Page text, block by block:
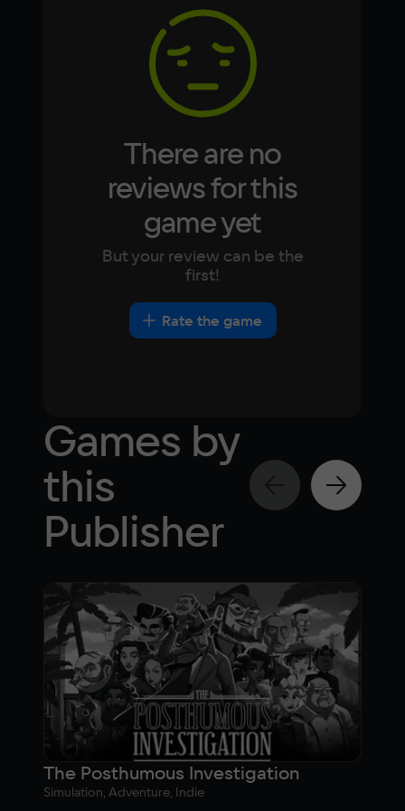
Video card
Integrated graphics
Japanese
There are no
reviews for this
game yet
But your review can be the
first!
Rate the game
Games by
this
Publisher
The Posthumous Investigation
Simulation, Adventure, Indie